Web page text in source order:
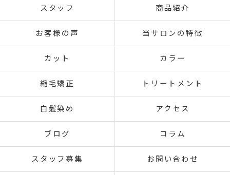
スタッフ 商品紹介
お客様の声 当サロンの特徴
カット カラー
縮毛矯正 トリートメント
白髪染め アクセス
ブログ コラム
スタッフ募集 お問い合わせ